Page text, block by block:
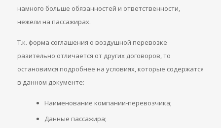
намного больше обязанностей и ответственности,
нежели на пассажирах.
Т.к. форма соглашения о воздушной перевозке
разительно отличается от других договоров, то
остановимся подробнее на условиях, которые содержатся
в данном документе:
Наименование компании-перевозчика;
Данные пассажира;